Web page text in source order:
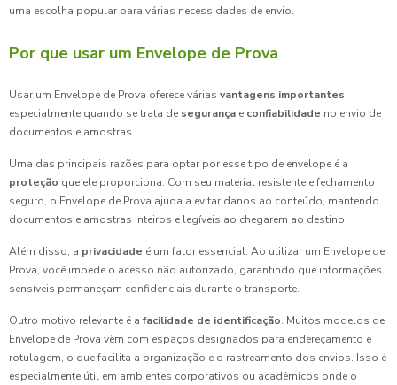
uma escolha popular para várias necessidades de envio.
Por que usar um Envelope de Prova
Usar um Envelope de Prova oferece várias vantagens importantes,
especialmente quando se trata de segurança e confiabilidade no envio de
documentos e amostras.
Uma das principais razões para optar por esse tipo de envelope é a
proteção que ele proporciona. Com seu material resistente e fechamento
seguro, o Envelope de Prova ajuda a evitar danos ao conteúdo, mantendo
documentos e amostras inteiros e legíveis ao chegarem ao destino.
Além disso, a privacidade é um fator essencial. Ao utilizar um Envelope de
Prova, você impede o acesso não autorizado, garantindo que informações
sensíveis permaneçam confidenciais durante o transporte.
Outro motivo relevante é a facilidade de identificação. Muitos modelos de
Envelope de Prova vêm com espaços designados para endereçamento e
rotulagem, o que facilita a organização e o rastreamento dos envios. Isso é
especialmente útil em ambientes corporativos ou acadêmicos onde o